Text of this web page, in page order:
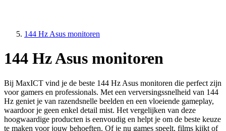
144 Hz Asus monitoren
144 Hz Asus monitoren
Bij MaxICT vind je de beste 144 Hz Asus monitoren die perfect zijn
voor gamers en professionals. Met een verversingssnelheid van 144
Hz geniet je van razendsnelle beelden en een vloeiende gameplay,
waardoor je geen enkel detail mist. Het vergelijken van deze
hoogwaardige producten is eenvoudig en helpt je om de beste keuze
te maken voor jouw behoeften. Of je nu games speelt, films kijkt of